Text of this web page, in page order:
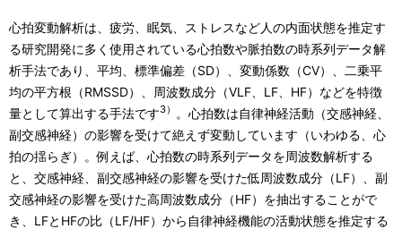
心拍変動解析は、疲労、眠気、ストレスなど人の内面状態を推定す
る研究開発に多く使用されている心拍数や脈拍数の時系列データ解
析手法であり、平均、標準偏差（SD）、変動係数（CV）、二乗平
均の平方根（RMSSD）、周波数成分（VLF、LF、HF）などを特徴
量として算出する手法です3）
。心拍数は自律神経活動（交感神経、
副交感神経）の影響を受けて絶えず変動しています（いわゆる、心
拍の揺らぎ）。例えば、心拍数の時系列データを周波数解析する
と、交感神経、副交感神経の影響を受けた低周波数成分（LF）、副
交感神経の影響を受けた高周波数成分（HF）を抽出することがで
き、LFとHFの比（LF/HF）から自律神経機能の活動状態を推定する